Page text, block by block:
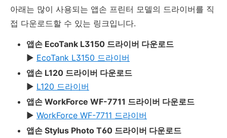
아래는 많이 사용되는 앱손 프린터 모델의 드라이버를 직
접 다운로드할 수 있는 링크입니다.
앱손 EcoTank L3150 드라이버 다운로드
▶ EcoTank L3150 드라이버
앱손 L120 드라이버 다운로드
▶ L120 드라이버
앱손 WorkForce WF-7711 드라이버 다운로드
▶ WorkForce WF-7711 드라이버
앱손 Stylus Photo T60 드라이버 다운로드